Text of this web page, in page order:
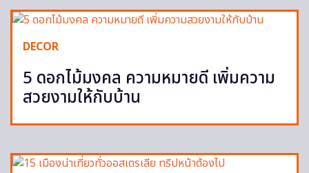
DECOR
5 ดอกไม้มงคล ความหมายดี เพิ่มความ
สวยงามให้กับบ้าน